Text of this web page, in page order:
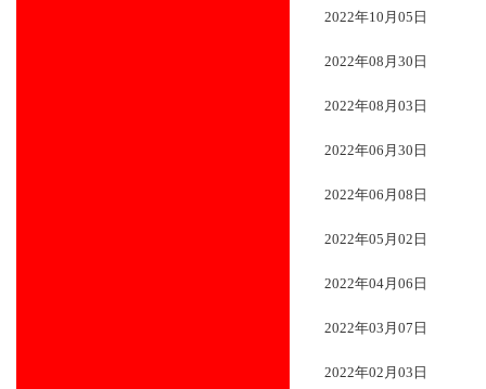
2022年10月05日
2022年08月30日
2022年08月03日
2022年06月30日
2022年06月08日
2022年05月02日
2022年04月06日
2022年03月07日
2022年02月03日